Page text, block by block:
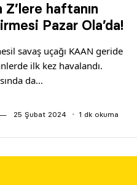
Z’lere haftanın
Pazar Ola’da!
savaş uçağı KAAN geride
ilk kez havalandı.
da…
25 Şubat 2024 1 dk okuma